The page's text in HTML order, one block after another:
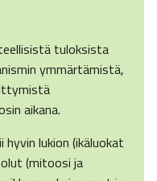
tuloksista
ymmärtämistä,
aikana.
lukion (ikäluokat
(mitoosi ja